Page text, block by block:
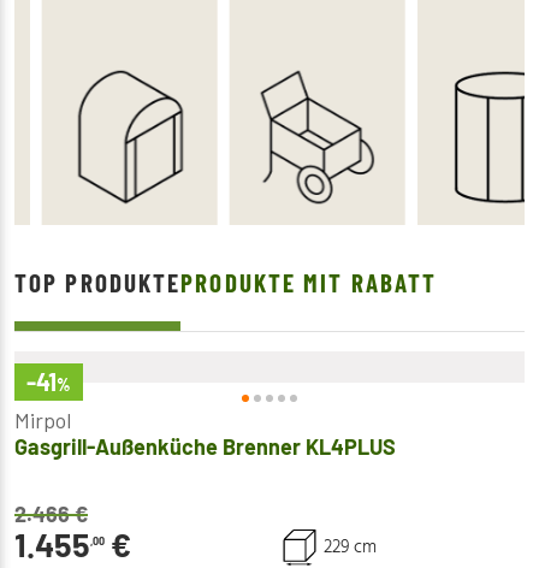
TOP PRODUKTEPRODUKTE MIT RABATT
-41%
Mirpol
Gasgrill-Außenküche Brenner KL4PLUS
2.466€
1.455,00 €
229 cm